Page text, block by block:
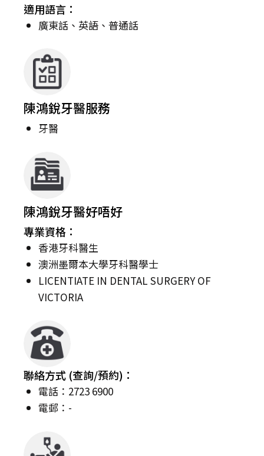
適用語言：
廣東話、英語、普通話
陳鴻銳牙醫服務
牙醫
陳鴻銳牙醫好唔好
專業資格：
香港牙科醫生
澳洲墨爾本大學牙科醫學士
LICENTIATE IN DENTAL SURGERY OF
VICTORIA
聯絡方式 (查詢/預約)：
電話：2723 6900
電郵：-